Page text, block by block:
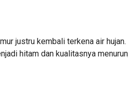
justru kembali terkena air
hitam dan kualitasnya